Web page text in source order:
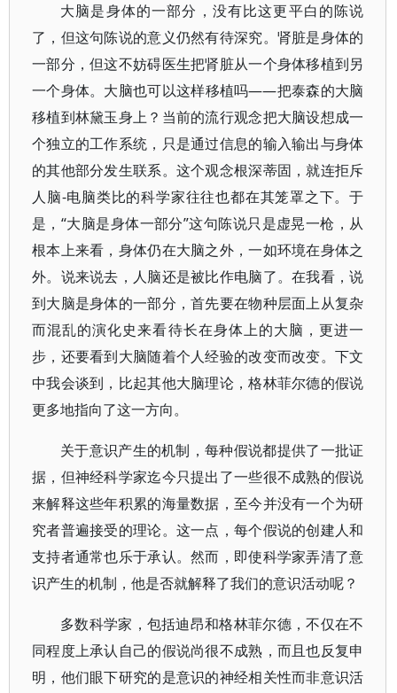
大脑是身体的一部分，没有比这更平白的陈说
了，但这句陈说的意义仍然有待深究。肾脏是身体的
一部分，但这不妨碍医生把肾脏从一个身体移植到另
一个身体。大脑也可以这样移植吗——把泰森的大脑
移植到林黛玉身上？当前的流行观念把大脑设想成一
个独立的工作系统，只是通过信息的输入输出与身体
的其他部分发生联系。这个观念根深蒂固，就连拒斥
人脑-电脑类比的科学家往往也都在其笼罩之下。于
是，“大脑是身体一部分”这句陈说只是虚晃一枪，从
根本上来看，身体仍在大脑之外，一如环境在身体之
外。说来说去，人脑还是被比作电脑了。在我看，说
到大脑是身体的一部分，首先要在物种层面上从复杂
而混乱的演化史来看待长在身体上的大脑，更进一
步，还要看到大脑随着个人经验的改变而改变。下文
中我会谈到，比起其他大脑理论，格林菲尔德的假说
更多地指向了这一方向。
关于意识产生的机制，每种假说都提供了一批证
据，但神经科学家迄今只提出了一些很不成熟的假说
来解释这些年积累的海量数据，至今并没有一个为研
究者普遍接受的理论。这一点，每个假说的创建人和
支持者通常也乐于承认。然而，即使科学家弄清了意
识产生的机制，他是否就解释了我们的意识活动呢？
多数科学家，包括迪昂和格林菲尔德，不仅在不
同程度上承认自己的假说尚很不成熟，而且也反复申
明，他们眼下研究的是意识的神经相关性而非意识活